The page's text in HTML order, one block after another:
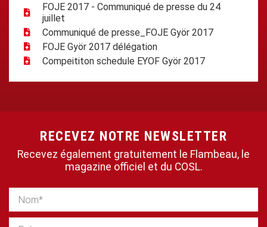
FOJE 2017 - Communiqué de presse du 24
juillet
Communiqué de presse_FOJE Györ 2017
FOJE Györ 2017 délégation
Compeititon schedule EYOF Györ 2017
RECEVEZ NOTRE NEWSLETTER
Recevez également gratuitement le Flambeau, le
magazine officiel et du COSL.